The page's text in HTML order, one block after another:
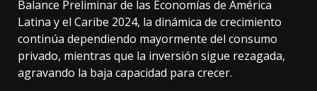
Balance Preliminar de las Economías de América
Latina y el Caribe 2024, la dinámica de crecimiento
continúa dependiendo mayormente del consumo
privado, mientras que la inversión sigue rezagada,
agravando la baja capacidad para crecer.